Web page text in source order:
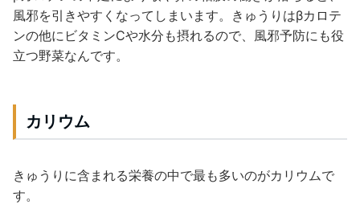
風邪を引きやすくなってしまいます。きゅうりはβカロテ
ンの他にビタミンCや水分も摂れるので、風邪予防にも役
立つ野菜なんです。
カリウム
きゅうりに含まれる栄養の中で最も多いのがカリウムで
す。